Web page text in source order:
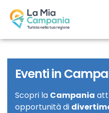
Eventi in
Scopri la Campania
opportunità di